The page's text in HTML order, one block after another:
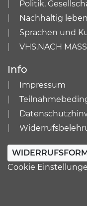
Politik,
Nachhaltig leben
Sprachen und
VHS.NACH
Info
Impressum
Cookie